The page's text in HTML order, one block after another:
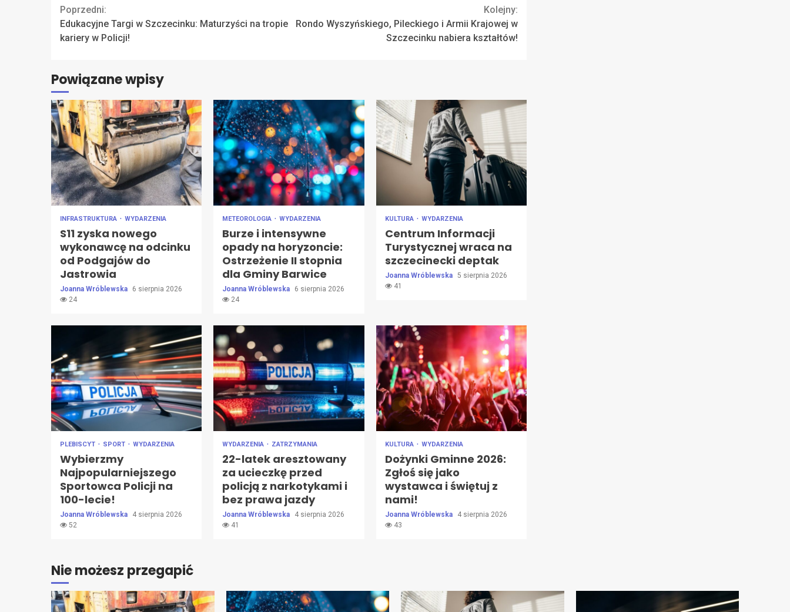
Continue
Reading
Poprzedni:
Edukacyjne Targi w Szczecinku: Maturzyści na tropie
kariery w Policji!
Kolejny:
Rondo Wyszyńskiego, Pileckiego i Armii Krajowej w
Szczecinku nabiera kształtów!
Powiązane wpisy
INFRASTRUKTURA WYDARZENIA
S11 zyska nowego
wykonawcę na odcinku
od Podgajów do
Jastrowia
Joanna Wróblewska
6 sierpnia 2026
24
METEOROLOGIA WYDARZENIA
Burze i intensywne
opady na horyzoncie:
Ostrzeżenie II stopnia
dla Gminy Barwice
Joanna Wróblewska
6 sierpnia 2026
24
KULTURA WYDARZENIA
Centrum Informacji
Turystycznej wraca na
szczecinecki deptak
Joanna Wróblewska 5 sierpnia 2026
41
PLEBISCYT SPORT WYDARZENIA
Wybierzmy
Najpopularniejszego
Sportowca Policji na
100-lecie!
Joanna Wróblewska
4 sierpnia 2026
52
WYDARZENIA ZATRZYMANIA
22-latek aresztowany
za ucieczkę przed
policją z narkotykami i
bez prawa jazdy
Joanna Wróblewska
4 sierpnia 2026
41
KULTURA WYDARZENIA
Dożynki Gminne 2026:
Zgłoś się jako
wystawca i świętuj z
nami!
Joanna Wróblewska
4 sierpnia 2026
43
Nie możesz przegapić